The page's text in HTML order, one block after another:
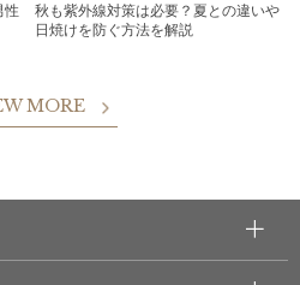
性
秋も紫外線対策は必要？夏との違いや
日焼けを防ぐ方法を解説
MORE